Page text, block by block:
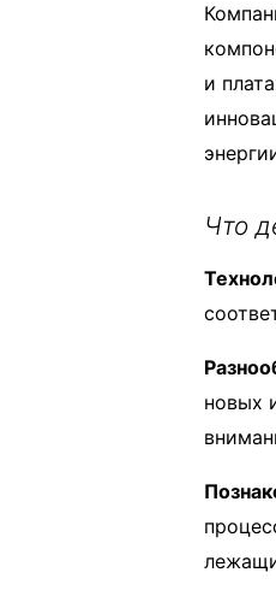
и
Что
новых